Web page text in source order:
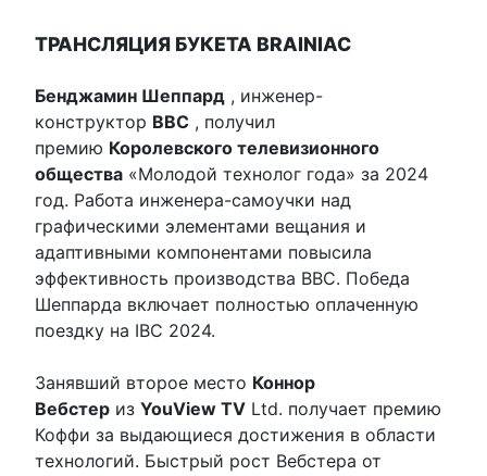
ТРАНСЛЯЦИЯ БУКЕТА BRAINIAC
Бенджамин Шеппард , инженер-
конструктор BBC , получил
премию Королевского телевизионного
общества «Молодой технолог года» за 2024
год. Работа инженера-самоучки над
графическими элементами вещания и
адаптивными компонентами повысила
эффективность производства BBC. Победа
Шеппарда включает полностью оплаченную
поездку на IBC 2024.
Занявший второе место Коннор
Вебстер из YouView TV Ltd. получает премию
Коффи за выдающиеся достижения в области
технологий. Быстрый рост Вебстера от